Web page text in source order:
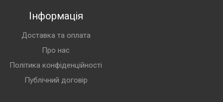
Інформація
Доставка та оплата
Про нас
Політика конфіденційності
Публічний договір